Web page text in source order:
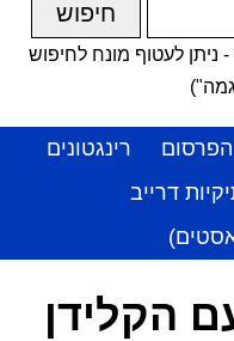
ניתן לעטוף מונח לחיפוש
רינגטונים
דרייב
הקלידן